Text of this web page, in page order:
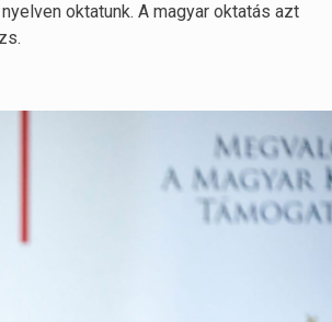
oktatunk. A magyar oktatás azt